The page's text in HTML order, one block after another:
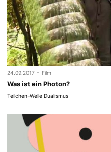
24.09.2017 - Film
Was ist ein Photon?
Teilchen-Welle Dualismus